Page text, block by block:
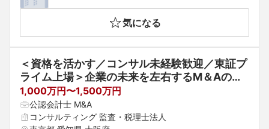
気になる
＜資格を活かす／コンサル未経験歓迎／東証プ
ライム上場＞企業の未来を左右するM＆Aの専
門家へ。財務のプロとして経営判断を支える、
デューデリジェンス・コンサルタント【船井総
研グループ】
1,000万円〜1,500万円
公認会計士 M&A
コンサルティング 監査・税理士法人